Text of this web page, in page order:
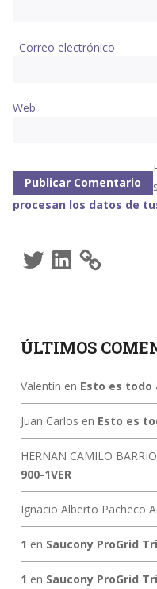
Correo electrónico
Web
procesan los datos de
TwitterLinkedIn
ÚLTIMOS
Valentín en Esto es todo
Juan Carlos en Esto es
HERNAN CAMILO
900-1VER
Ignacio Alberto Pacheco
1 en Saucony ProGrid
1 en Saucony ProGrid